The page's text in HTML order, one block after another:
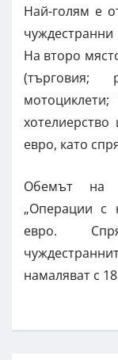
Най-голям е
На второ
евро, като
Обемът на
„Операции с
евро.
намаляват с